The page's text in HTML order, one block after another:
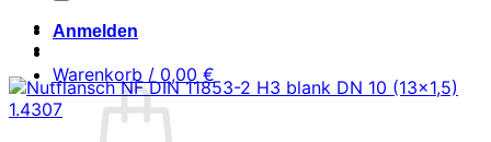
Anmelden
Warenkorb / 0,00 €